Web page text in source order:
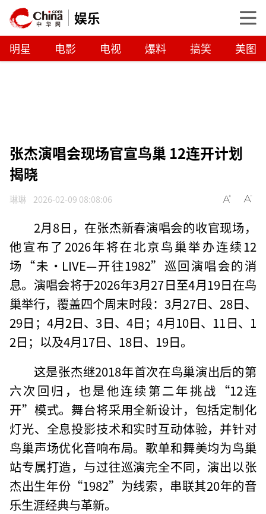
娱乐
明星 电影 电视 爆料 搞笑 美图
张杰演唱会现场官宣鸟巢 12连开计划
揭晓
琳琳 2026-02-09 08:08:06
2月8日，在张杰新春演唱会的收官现场，
他宣布了2026年将在北京鸟巢举办连续12
场“未·LIVE—开往1982”巡回演唱会的消
息。演唱会将于2026年3月27日至4月19日在鸟
巢举行，覆盖四个周末时段：3月27日、28日、
29日；4月2日、3日、4日；4月10日、11日、1
2日；以及4月17日、18日、19日。
这是张杰继2018年首次在鸟巢演出后的第
六次回归，也是他连续第二年挑战“12连
开”模式。舞台将采用全新设计，包括定制化
灯光、全息投影技术和实时互动体验，并针对
鸟巢声场优化音响布局。歌单和舞美均为鸟巢
站专属打造，与过往巡演完全不同，演出以张
杰出生年份“1982”为线索，串联其20年的音
乐生涯经典与革新。